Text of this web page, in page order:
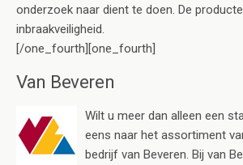
onderzoek naar dient te doen. De
inbraakveiligheid.
[/one_fourth][one_fourth]
Van Beveren
Wilt u meer dan alleen een
eens naar het assortiment
bedrijf van Beveren. Bij van